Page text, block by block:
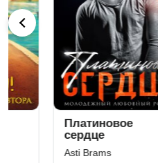
Любовь (не) под
запретом
Лена Ручей